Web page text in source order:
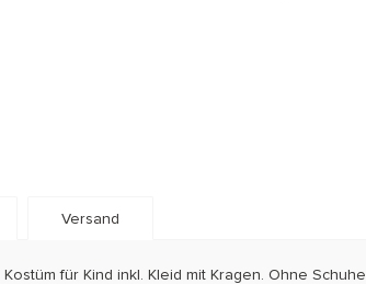
Versand
für Kind inkl. Kleid mit Kragen. Ohne Schuhe.